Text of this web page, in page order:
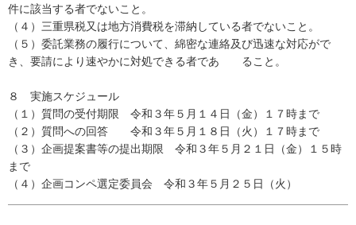
件に該当する者でないこと。
（４）三重県税又は地方消費税を滞納している者でないこと。
（５）委託業務の履行について、綿密な連絡及び迅速な対応がで
き、要請により速やかに対処できる者であ ること。
８ 実施スケジュール
（１）質問の受付期限 令和３年５月１４日（金）１７時まで
（２）質問への回答 令和３年５月１８日（火）１７時まで
（３）企画提案書等の提出期限 令和３年５月２１日（金）１５時
まで
（４）企画コンペ選定委員会 令和３年５月２５日（火）